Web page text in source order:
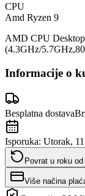
CPU
Amd Ryzen 9
AMD CPU
(4.3GHz/
Informacije o
Besplatna dostava
Isporuka: Utorak,
Povrat u roku od
Više načina